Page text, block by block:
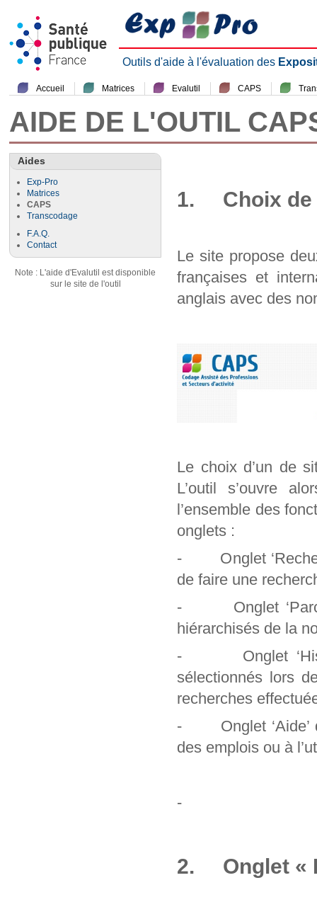
Outils d'aide à l'évaluation des
Accueil Matrices Evalutil CAPS
AIDE DE L'OUTIL
Aides
Exp-Pro
Matrices
CAPS
Transcodage
F.A.Q.
Contact
Note : L'aide d'Evalutil est disponible
sur le site de l'outil
1. Choix de
Le site propose
françaises et
anglais avec des
Le choix d’un de
L’outil s’ouvre
l’ensemble des
onglets :
- Onglet
de faire une
- Onglet
hiérarchisés de la
- Onglet
sélectionnés lors
recherches
- Onglet ‘Aide’
des emplois ou à
-
2. Onglet «